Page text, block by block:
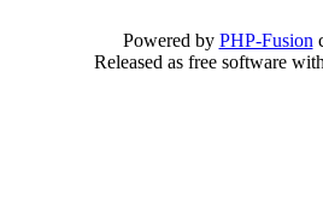
Powered by PHP-Fusion
Released as free software